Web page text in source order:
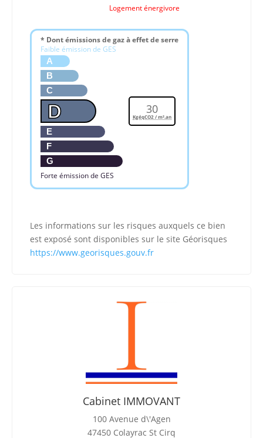
Logement énergivore
* Dont émissions de gaz à effet de serre
Faible émission de GES
A
B
C
D
E
F
G
Forte émission de GES
30
KgéqCO2 / m².an
Les informations sur les risques auxquels ce bien
est exposé sont disponibles sur le site Géorisques
https://www.georisques.gouv.fr
Cabinet IMMOVANT
100 Avenue d\'Agen
47450 Colayrac St Cirq